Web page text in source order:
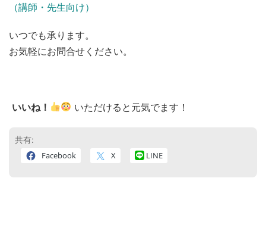
（講師・先生向け）
いつでも承ります。
お気軽にお問合せください。
いいね！ いただけると元気でます！
共有:
Facebook X LINE